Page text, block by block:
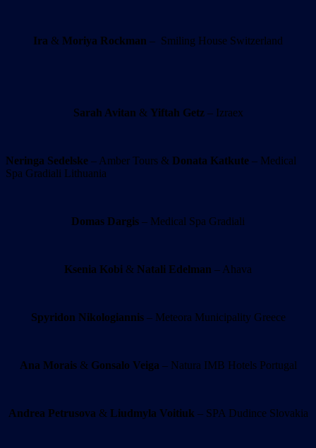
Ira & Moriya Rockman – Smiling House Switzerland
Sarah Avitan & Yiftah Getz– Izraex
Neringa Sedelske – Amber Tours & Donata Katkute – Medical
Spa Gradiali Lithuania
Domas Dargis – Medical Spa Gradiali
Ksenia Kobi & Natali Edelman – Ahava
Spyridon Nikologiannis– Meteora Municipality Greece
Ana Morais& Gonsalo Veiga – Natura IMB Hotels Portugal
Andrea Petrusova & Liudmyla Voitiuk – SPA Dudince Slovakia